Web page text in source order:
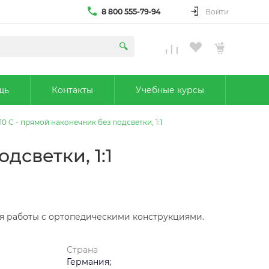
8 800 555-79-94 Войти
Контакты Учебные курсы
C - прямой наконечник без подсветки, 1:1
1:1
работы с ортопедическими конструкциями.
Страна
Германия;